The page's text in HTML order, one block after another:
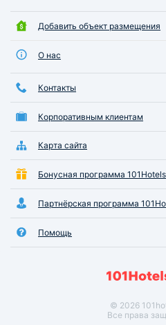
Добавить объект размещения
О нас
Контакты
Корпоративным клиентам
Карта сайта
Бонусная программа
Партнёрская программа
Помощь
© 2026
Все права